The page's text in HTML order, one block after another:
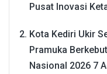
Pusat Inovasi
Kota Kediri Ukir
Pramuka
Nasional 2026 7